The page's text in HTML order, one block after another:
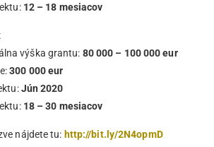
12 – 18 mesiacov
výška grantu: 80 000 – 100 000 eur
300 000 eur
Jún 2020
18 – 30 mesiacov
nájdete tu: http://bit.ly/2N4opmD